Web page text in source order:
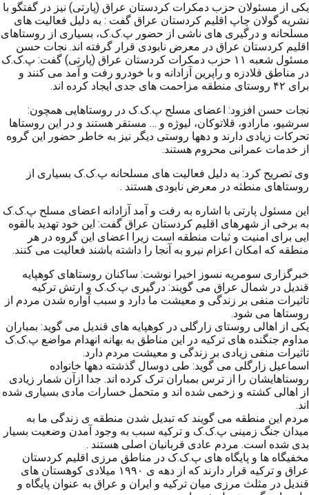
یکی از مسئولان حزب دمکرات کردستان عراق (پارتی) نیز در گفتگو با
نشریه گولان چاپ اقلیم کردستان عراق گفت : به دلیل فعالیت های
مسلحانه و درگیری های ناشی از حضور پ.ک.ک، بسیاری از روستاهای
اقلیم کردستان عراق در معرض نابودی قرار گرفته اند. نجات حسن
مسئول شعبه ۱۱ حزب دمکرات کردستان عراق (پارتی) گفت: پ.ک.ک
در مناطق قلادزه و راپرین آزادانه و با خودرو رفت و آمد می کنند و
برای ۴۲ روستای منطقه مزاحمت های جدی ایجاد کرده اند.
نجات حسن افزود: اعضای مسلح پ.ک.ک در روستاهایی همچون:
سرشیو، مارادو، قلاتوکان، لیوژه و … مستقر هستند و در این روستاها
تحرکات زیادی دارند و دهها روستی دیگر نیز به خاطر حضور این گروه
از خدمات عمرانی محروم هستند.
وی تصریح کرد: به دلیل فعالیت های مسلحانه پ.ک.ک بسیاری از
روستاهای منطثه در معرض نابودی هستند .
این مسئول پارتی با اشاره به رفت و آمد آزادانه اعضای مسلح پ.ک.ک
به برخی از شهرهای اقلیم کردستان عراق گفت: این خود تهدید بالقوه
ایی برای امنیت و ثبات منطقه است زیرا اعضای این گروه در هر
منطقه که امکان اعزام نیرو به آنجا را داشته باشند فعالیت می کنند.
خبرگزاری سومریه نسوز اخیرا نوشت: ساکنان روستاهای کوهپایه
قندیل در شمال عراق می گویند: درگیری پ.ک.ک و ارتش ترکیه
تاثیرات منفی بر زندگی و معیشت ما دارد و سبب آواره شدن مردم از
روستاها می شود.
یکی از اهالی روستای زارگلی در کوهپایه های قندیل می گوید: بمباران
مداوم جنگنده های ترکیه در این مناطق به بهانه انهدام مواضع پ.ک.ک
تاثیرات منفی زیادی بر زندگی و معیشت مردم دارد.
اسماعیل زارگلی می گوید: طی دوسال گذشته دهها خانواده
روستاهایشان را از ترس بمباران ترک کرده اند. جدا ازآن شمار زیادی
از اهالی کشته و زخمی شده اند و متحمل خسارات مادی بسیاری شده
اند.
مردم این منطقه می گویند که تبدیل شدن منطقه ی زندگی ما به
میدان جنگ زمینی پ.ک.ک و ترکیه سبب به وجود آمدن وضعیت بسیار
بدی شده است. مردم عادی قربانیان اصلی هستند .
مخفیگاه ها و پایگاه های پ.ک.ک در مناطق مرزی اقلیم کردستان
عراق و ترکیه قرار دارند که از دهه ی ۱۹۹۰ میلادی کوهستان های
قندیل در مثلث مرزی میان ترکیه و ایران و عراق به عنوان پایگاه و